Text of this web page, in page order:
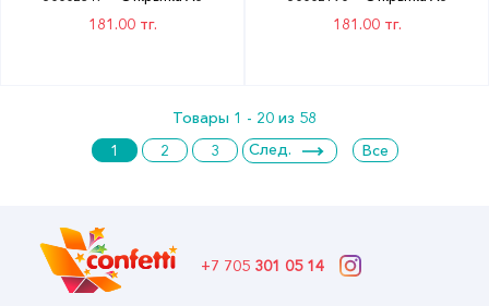
181.00 тг. 181.00 тг.
Товары 1 - 20 из 58
1
2 3 След. Все
+7 705 301 05 14